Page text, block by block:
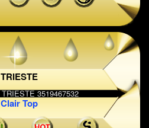
TRIESTE
Clair Top